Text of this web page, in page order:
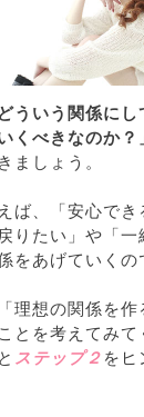
ういう関係にし
くべきなのか？
ましょう。
ば、「安心でき
りたい」や「一
をあげていくの
理想の関係を作
とを考えてみて
と ステップ２ をヒ